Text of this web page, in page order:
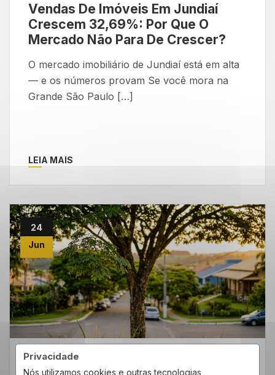
Privacidade
Nós utilizamos cookies e outras tecnologias
Vendas De Imóveis Em Jundiaí
Crescem 32,69%: Por Que O
Mercado Não Para De Crescer?
O mercado imobiliário de Jundiaí está em alta
— e os números provam Se você mora na
Grande São Paulo […]
LEIA MAIS
24
Jun